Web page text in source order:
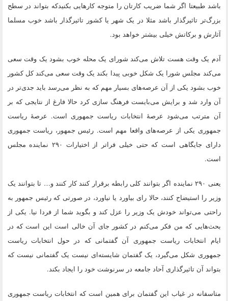
باشد طبیعتا اگر شما ضریب کارتان را متوجه کارهایی بکنیدکه بتواند در سطح
بزرگ‌تر تاثیرگذار باشد مثلا در یک شهر یا کشور تاثیرگذار باشد خوب مسلما
آثارش و برکاتش خیلی بیشتر خواهد بود.
آدم یک وقت هست تلاش می‌کند شورای یک محله خوب بشود یک وقت سعی
می‌کند مجلس شورا یک شکل خوبی پیدا بکند یک وقت سعی می‌کند کل کشور
خوب بشود یکی از آن عرصه‌های بسیار مهم که به نظر می‌رسد باید جدی‌تر در
آن وارد شد و برایش می‌بایست فرهنگ سازی کرد حالا فارغ از نتایجی که بر
آن مترتب می‌شود عرصهٔ انتخابات ریاست جمهوری است. عرصهٔ ریاست
جمهوری یکی از عرصه‌های واقعا مهم است. رئیس جمهور، ریاست جمهوری
دارای جایگاهی است که حتی خیلی فرا‌تر از اختیارات ۲۹۰ نماینده مجلس
است.
یعنی ۲۹۰ نماینده اگر بتوانند کلی رابطه برقرار کنند کار کنند و… تا بتوانند یک
وزیر را استیضاح کنند، حالا رای بیاورد یا نیاورد، در صورتی که رئیس جمهور به
راحتی می‌تواند خودش یک وزیر را عزل کند و بگوید شما از فردا نیا. یکی از
بحث‌هایی که من فکر می‌کنم در کشور جای آن خالی است این است که در
ایام انتخابات ریاست جمهوری آن گفتمانی که در حول انتخابات ریاست
جمهوری شکل می‌گیرد، یک گفتمان شایسته‌ای نیست یک گفتمانی نیست که
بتواند آن تاثیرگذاری آحاد جامعه در سرنوشت خود را ایجاد بکند.
متاسفانه در غیاب این گفتمان برای همین است که انتخابات ریاست جمهوری